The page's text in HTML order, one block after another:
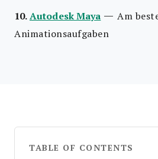
10.Autodesk Maya —Am
Animationsaufgaben
TABLE OF CONTENTS